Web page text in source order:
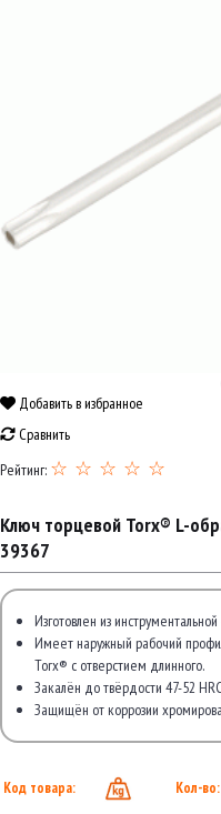
Добавить в избранное
Сравнить
Рейтинг: ☆ ☆ ☆ ☆ ☆
Ключ торцевой Torx® L-
39367
Изготовлен из
Имеет наружный рабочий
Torx® с отверстием длинного.
Закалён до твёрдости 47-52
Защищён от коррозии
Код товара: Кол-во: